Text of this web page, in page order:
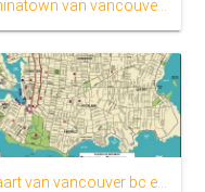
Chinatown van vancouver kaart
Kaart van vancouver bc en omgeving